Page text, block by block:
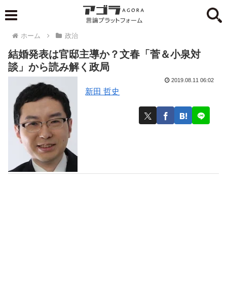
ホーム 政治
結婚発表は官邸主導か？文春「菅＆小泉対
談」から読み解く政局
新田 哲史
2019.08.11 06:02